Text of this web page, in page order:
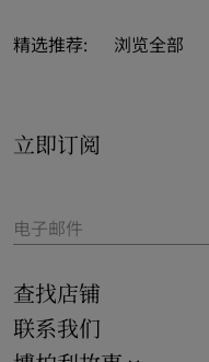
亦呈献航海外套、风雪
精选推荐: 浏览全部
立即订阅
电子邮件
查找店铺
联系我们